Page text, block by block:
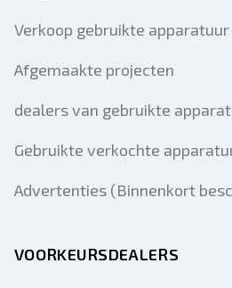
Verkoop gebruikte apparatuur
Afgemaakte projecten
dealers van gebruikte
Gebruikte verkochte
Advertenties (Binnenkort
VOORKEURSDEALERS